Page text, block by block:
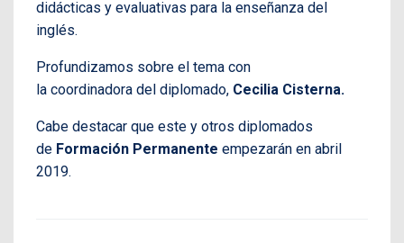
didácticas y evaluativas para la enseñanza del
inglés.
Profundizamos sobre el tema con
la coordinadora del diplomado, Cecilia Cisterna.
Cabe destacar que este y otros diplomados
de Formación Permanente empezarán en abril
2019.